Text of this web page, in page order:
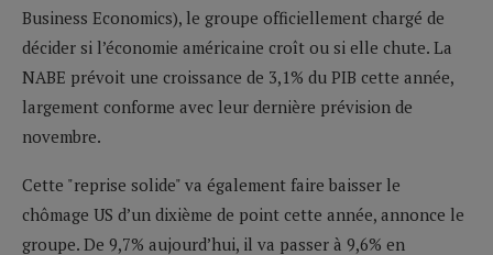
Business Economics), le groupe officiellement chargé de
décider si l’économie américaine croît ou si elle chute. La
NABE prévoit une croissance de 3,1% du PIB cette année,
largement conforme avec leur dernière prévision de
novembre.
Cette "reprise solide" va également faire baisser le
chômage US d’un dixième de point cette année, annonce le
groupe. De 9,7% aujourd’hui, il va passer à 9,6% en